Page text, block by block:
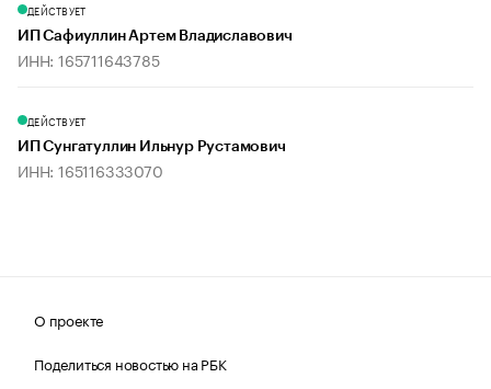
ДЕЙСТВУЕТ
ИП Сафиуллин Артем Владиславович
ИНН: 165711643785
ДЕЙСТВУЕТ
ИП Сунгатуллин Ильнур Рустамович
ИНН: 165116333070
О проекте
Поделиться новостью на РБК